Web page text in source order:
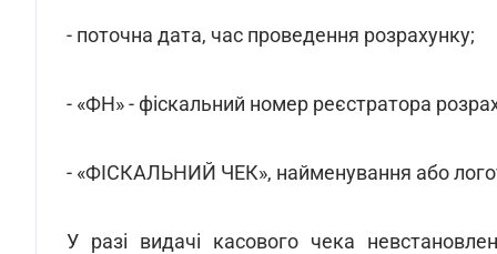
- поточна дата, час проведення розрахунку;
- «ФН» - фіскальний номер реєстратора
- «ФІСКАЛЬНИЙ ЧЕК», найменування або
У разі видачі касового чека